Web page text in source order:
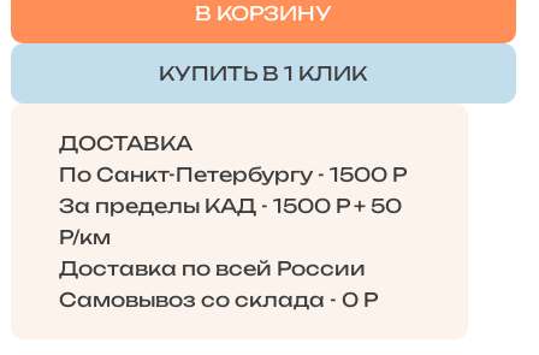
В КОРЗИНУ
КУПИТЬ В 1 КЛИК
ДОСТАВКА
По Санкт-Петербургу - 1500 Р
За пределы КАД - 1500 Р + 50
Р/км
Доставка по всей России
Самовывоз со склада - 0 Р